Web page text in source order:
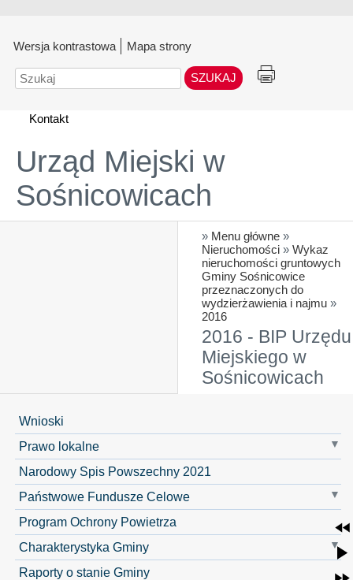
Wersja kontrastowa Mapa strony
Szukaj
Kontakt
Urząd Miejski w
Sośnicowicach
» Menu główne »
Nieruchomości » Wykaz
nieruchomości gruntowych
Gminy Sośnicowice
przeznaczonych do
wydzierżawienia i najmu »
2016
2016 - BIP Urzędu
Miejskiego w
Sośnicowicach
Wnioski
Prawo lokalne
Narodowy Spis Powszechny 2021
Państwowe Fundusze Celowe
Program Ochrony Powietrza
Charakterystyka Gminy
Raporty o stanie Gminy